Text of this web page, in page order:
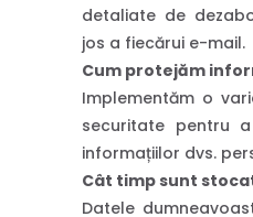
detaliate de
jos a fiecărui e-mail.
Cum protejăm
Implementăm o
securitate pentru
informațiilor dvs.
Cât timp sunt
Datele